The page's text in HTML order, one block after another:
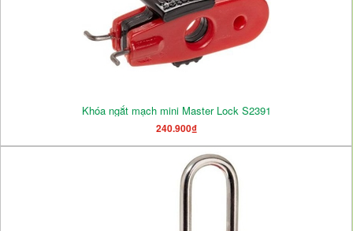
Khóa ngắt mạch mini Master Lock S2391
240.900₫